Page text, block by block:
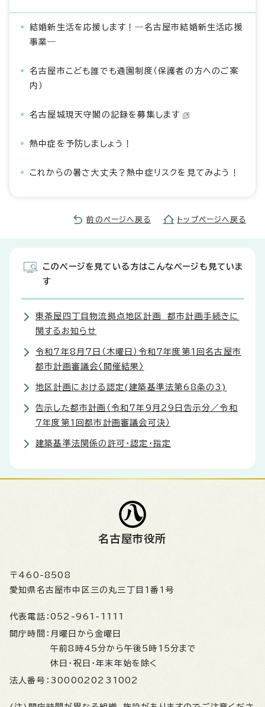
結婚新生活を応援します！―名古屋市結婚新生活応援
事業―
名古屋市こども誰でも通園制度（保護者の方へのご案
内）
名古屋城現天守閣の記録を募集します
熱中症を予防しましょう！
これからの暑さ大丈夫？熱中症リスクを見てみよう！
前のページへ戻る トップページへ戻る
このページを見ている方はこんなページも見ていま
す
東茶屋四丁目物流拠点地区計画 都市計画手続きに
関するお知らせ
令和7年8月7日（木曜日）令和7年度第1回名古屋市
都市計画審議会〈開催結果〉
地区計画における認定(建築基準法第68条の3)
告示した都市計画（令和7年9月29日告示分／令和
7年度第1回都市計画審議会可決）
建築基準法関係の許可・認定・指定
名古屋市役所
〒460-8508
愛知県名古屋市中区三の丸三丁目1番1号
代表電話： 052-961-1111
開庁時間： 月曜日から金曜日
午前8時45分から午後5時15分まで
休日・祝日・年末年始を除く
法人番号： 3000020231002